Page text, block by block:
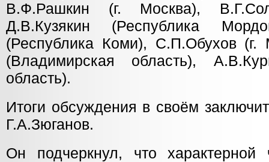
В.Ф.Рашкин (г. Москва),
Д.В.Кузякин (Республика
(Республика Коми), С.П.Обухов (г.
(Владимирская область),
область).
Итоги обсуждения в своём
Г.А.Зюганов.
Он подчеркнул, что характерной